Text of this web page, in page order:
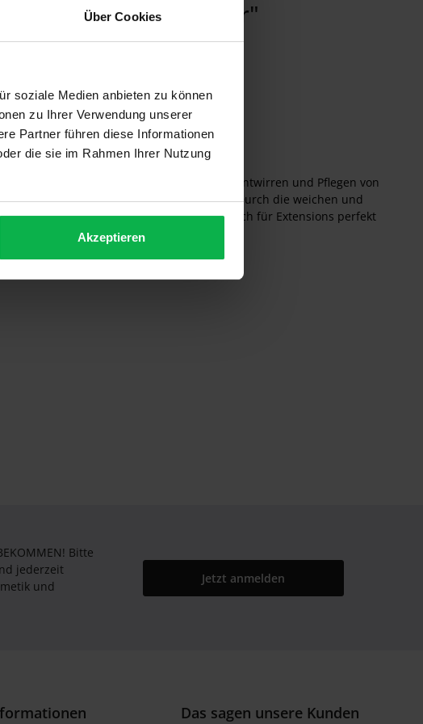
Über Cookies
soziale Medien anbieten zu können
zu Ihrer Verwendung unserer
Partner führen diese Informationen
die sie im Rahmen Ihrer Nutzung
Akzeptieren
8101 - Brombeer"
eignen sich hervorragend zum Entwirren und Pflegen von
was auch die Durchblutung fördert. Durch die weichen und
Reißen und Ziepen mehr. Auch für Extensions perfekt
Bitte
jederzeit
und
Jetzt anmelden
Das sagen unsere Kunden